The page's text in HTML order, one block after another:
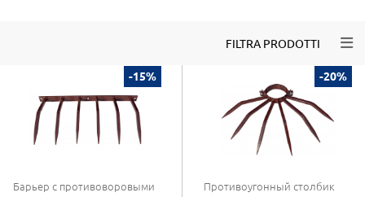
FILTRA PRODOTTI
-15%
Барьер с противоворовыми
-20%
Противоугонный столбик